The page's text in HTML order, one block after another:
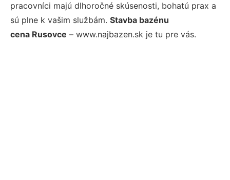
pracovníci majú dlhoročné skúsenosti, bohatú prax a
sú plne k vašim službám. Stavba bazénu
cena Rusovce – www.najbazen.sk je tu pre vás.